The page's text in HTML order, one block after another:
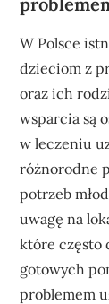
W Polsce
dzieciom z
oraz ich
wsparcia są
w leczeniu
różnorodne
potrzeb
uwagę na
które często
gotowych
problemem